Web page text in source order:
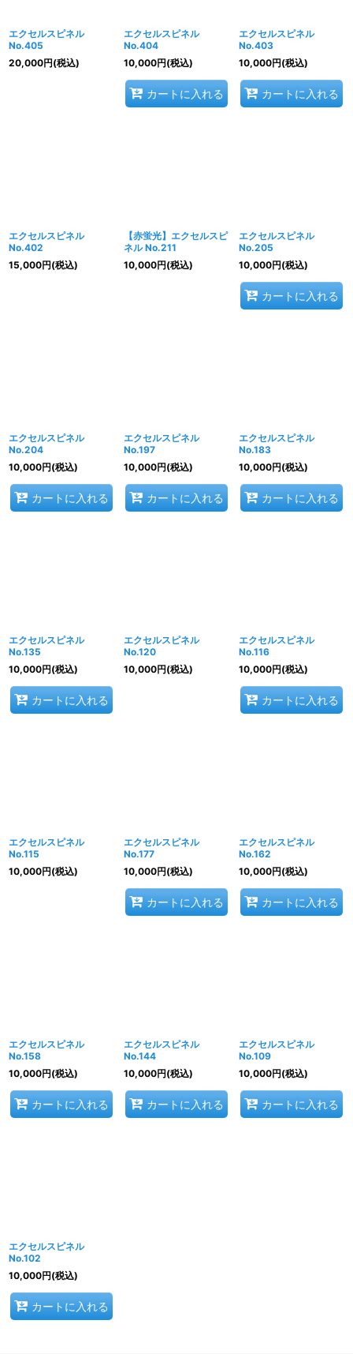
エクセルスピネル
No.405
20,000円(税込)
エクセルスピネル
No.404
10,000円(税込)
カートに入れる
エクセルスピネル
No.403
10,000円(税込)
カートに入れる
エクセルスピネル
No.402
15,000円(税込)
【赤蛍光】エクセルスピ
ネル No.211
10,000円(税込)
エクセルスピネル
No.205
10,000円(税込)
カートに入れる
エクセルスピネル
No.204
10,000円(税込)
カートに入れる
エクセルスピネル
No.197
10,000円(税込)
カートに入れる
エクセルスピネル
No.183
10,000円(税込)
カートに入れる
エクセルスピネル
No.135
10,000円(税込)
カートに入れる
エクセルスピネル
No.120
10,000円(税込)
エクセルスピネル
No.116
10,000円(税込)
カートに入れる
エクセルスピネル
No.115
10,000円(税込)
エクセルスピネル
No.177
10,000円(税込)
カートに入れる
エクセルスピネル
No.162
10,000円(税込)
カートに入れる
エクセルスピネル
No.158
10,000円(税込)
カートに入れる
エクセルスピネル
No.144
10,000円(税込)
カートに入れる
エクセルスピネル
No.109
10,000円(税込)
カートに入れる
エクセルスピネル
No.102
10,000円(税込)
カートに入れる